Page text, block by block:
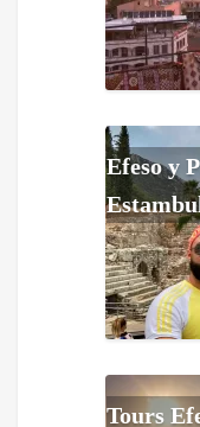
Efeso y
Tours